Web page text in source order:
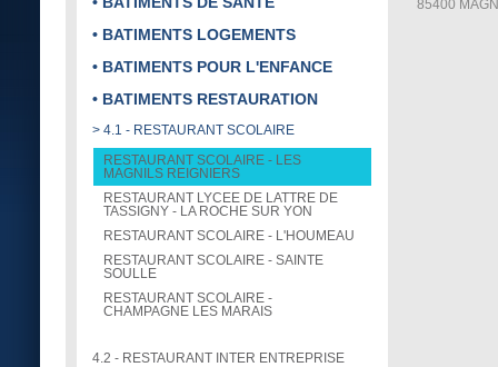
• BATIMENTS LOGEMENTS
• BATIMENTS POUR L'ENFANCE
• BATIMENTS RESTAURATION
> 4.1 - RESTAURANT SCOLAIRE
RESTAURANT SCOLAIRE - LES
MAGNILS REIGNIERS
RESTAURANT LYCEE DE LATTRE DE
TASSIGNY - LA ROCHE SUR YON
RESTAURANT SCOLAIRE - L'HOUMEAU
RESTAURANT SCOLAIRE - SAINTE
SOULLE
RESTAURANT SCOLAIRE -
CHAMPAGNE LES MARAIS
4.2 - RESTAURANT INTER ENTREPRISE
85400